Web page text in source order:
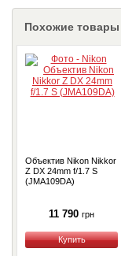
Похожие товары
Объектив Nikon Nikkor
Z DX 24mm f/1.7 S
(JMA109DA)
11 790 грн
Купить